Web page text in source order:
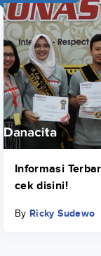
Informasi
cek disini!
By Ricky Sudewo